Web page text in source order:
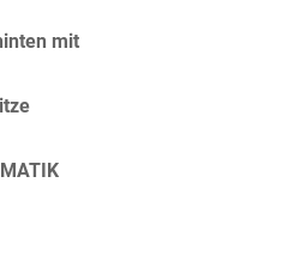
mit